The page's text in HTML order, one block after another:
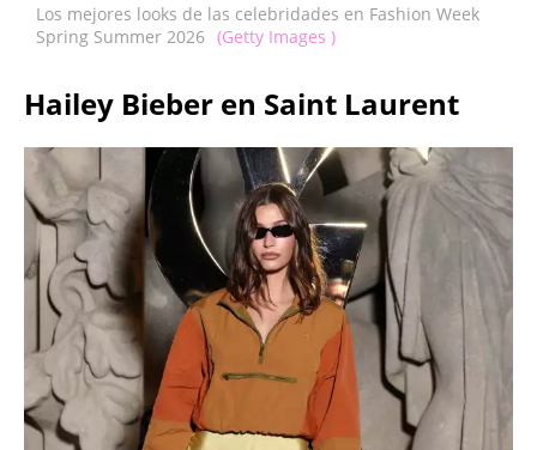
Los mejores looks de las celebridades en Fashion Week
Spring Summer 2026 (Getty Images )
Hailey Bieber en Saint Laurent